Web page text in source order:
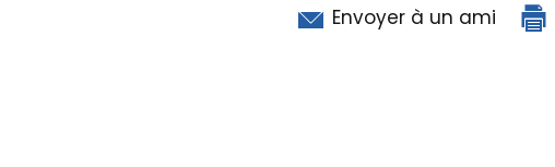
Envoyer à un ami